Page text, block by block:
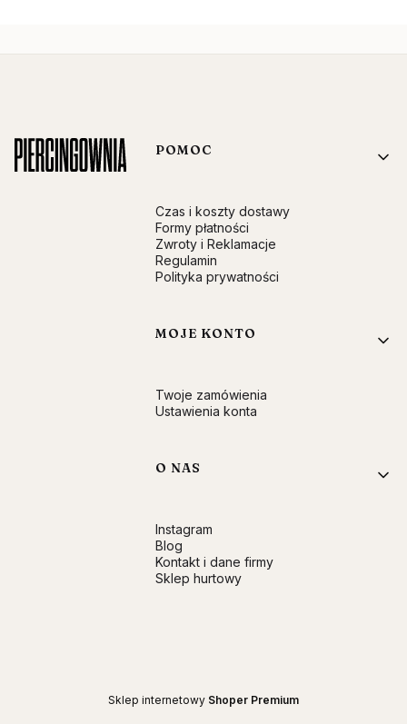
Linki w stopce
POMOC
Czas i koszty dostawy
Formy płatności
Zwroty i Reklamacje
Regulamin
Polityka prywatności
MOJE KONTO
Twoje zamówienia
Ustawienia konta
O NAS
Instagram
Blog
Kontakt i dane firmy
Sklep hurtowy
Sklep internetowy Shoper Premium